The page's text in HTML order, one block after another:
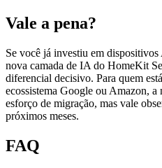
Vale a pena?
Se você já investiu em
nova camada de IA do HomeKit
diferencial decisivo. Para quem
ecossistema Google ou Amazon,
esforço de migração, mas vale
próximos meses.
FAQ